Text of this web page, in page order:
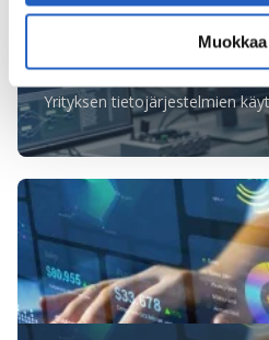
Muokkaa
Yrityksen tietojärjestelmien